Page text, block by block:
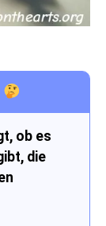
ob es
die